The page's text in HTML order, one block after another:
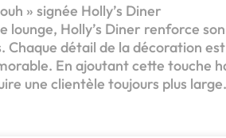
» signée Holly’s Diner
lounge, Holly’s Diner renforce
Chaque détail de la décoration
En ajoutant cette touche
une clientèle toujours plus large.